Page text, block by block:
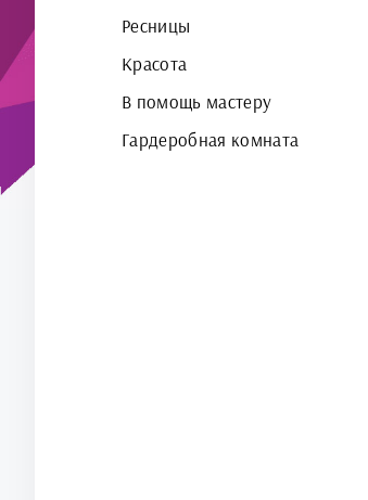
Ресницы
Красота
В помощь мастеру
Гардеробная комната